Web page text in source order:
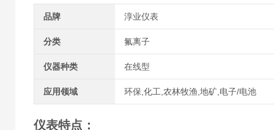
品牌 淳业仪表
分类 氟离子
仪器种类 在线型
应用领域 环保,化工,农林牧渔,地矿,电子/电池
仪表特点 ：